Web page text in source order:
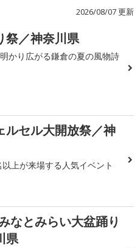
2026/08/07 更新
祭／神奈川県
かり広がる鎌倉の夏の風物詩
ルセル大開放祭／神
上が来場する人気イベント
なとみらい大盆踊り
県